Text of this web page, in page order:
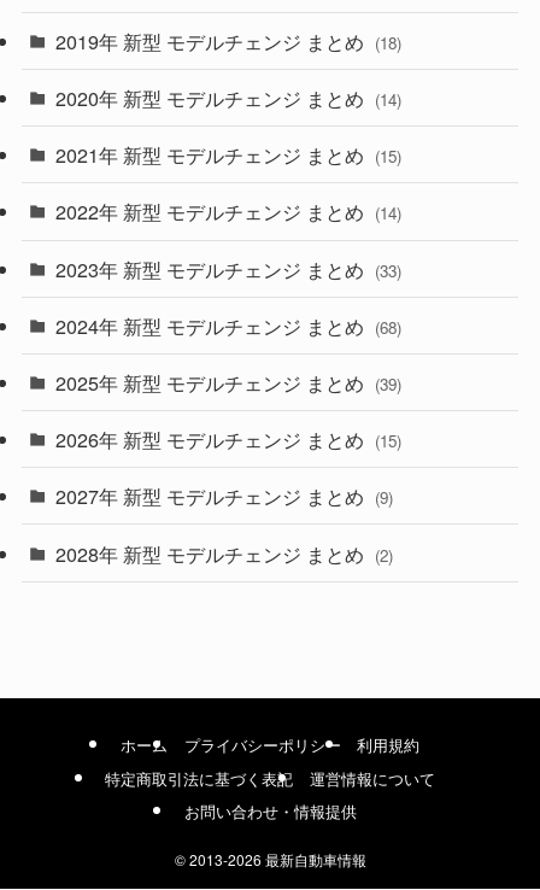
(30)
(27)
(10)
(35)
(10)
(9)
(22)
(4)
(9)
(4)
(1)
2019年 新型 モデルチェンジ まとめ (18)
2020年 新型 モデルチェンジ まとめ (14)
2021年 新型 モデルチェンジ まとめ (15)
2022年 新型 モデルチェンジ まとめ (14)
2023年 新型 モデルチェンジ まとめ (33)
2024年 新型 モデルチェンジ まとめ (68)
2025年 新型 モデルチェンジ まとめ (39)
2026年 新型 モデルチェンジ まとめ (15)
2027年 新型 モデルチェンジ まとめ (9)
2028年 新型 モデルチェンジ まとめ (2)
ホーム プライバシーポリシー
利用規約
特定商取引法に基づく表記
運営情報について
お問い合わせ・情報提供
©2013-2026 最新自動車情報